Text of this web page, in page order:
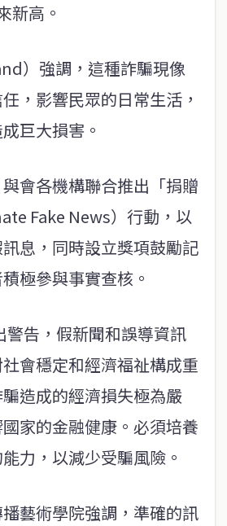
新高。
）強調，這種詐騙現像
，影響民眾的日常生活，
巨大損害。
會各機構聯合推出「捐贈
Fake News）行動，以
息，同時設立獎項鼓勵記
極參與事實查核。
告，假新聞和誤導資訊
會穩定和經濟福祉構成重
造成的經濟損失極為嚴
家的金融健康。必須培養
力，以減少受騙風險。
藝術學院強調，準確的訊